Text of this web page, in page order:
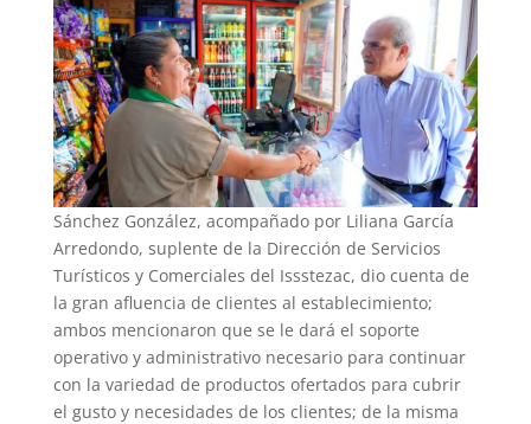
Sánchez González, acompañado por Liliana García
Arredondo, suplente de la Dirección de Servicios
Turísticos y Comerciales del Issstezac, dio cuenta de
la gran afluencia de clientes al establecimiento;
ambos mencionaron que se le dará el soporte
operativo y administrativo necesario para continuar
con la variedad de productos ofertados para cubrir
el gusto y necesidades de los clientes; de la misma